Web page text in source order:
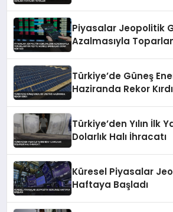
Piyasalar Jeopolitik
Azalmasıyla
Türkiye’de Güneş
Haziranda Rekor Kırdı
Türkiye’den Yılın İlk
Dolarlık Halı İhracatı
Küresel Piyasalar
Haftaya Başladı